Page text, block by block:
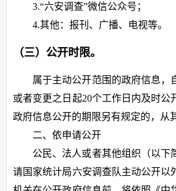
3.“六安调查”微信公众号；
4.其他：报刊、广播、电视等。
（三）公开时限。
属于主动公开范围的政府信息，
或者变更之日起20个工作日内及时公
政府信息公开的期限另有规定的，从
二、依申请公开
公民、法人或者其他组织（以下
请国家统计局六安调查队主动公开以